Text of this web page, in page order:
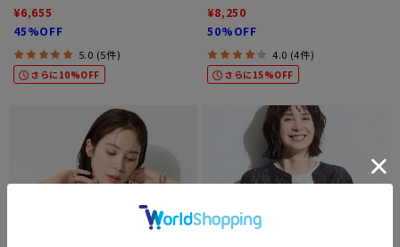
¥6,655
45%OFF
5.0 (5件)
さらに10%OFF
¥8,250
50%OFF
4.0 (4件)
さらに15%OFF